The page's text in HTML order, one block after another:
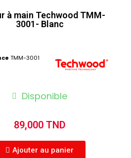
à main Techwood TMM-
3001- Blanc
TMM-3001
Disponible
89,000 TND
Ajouter au panier